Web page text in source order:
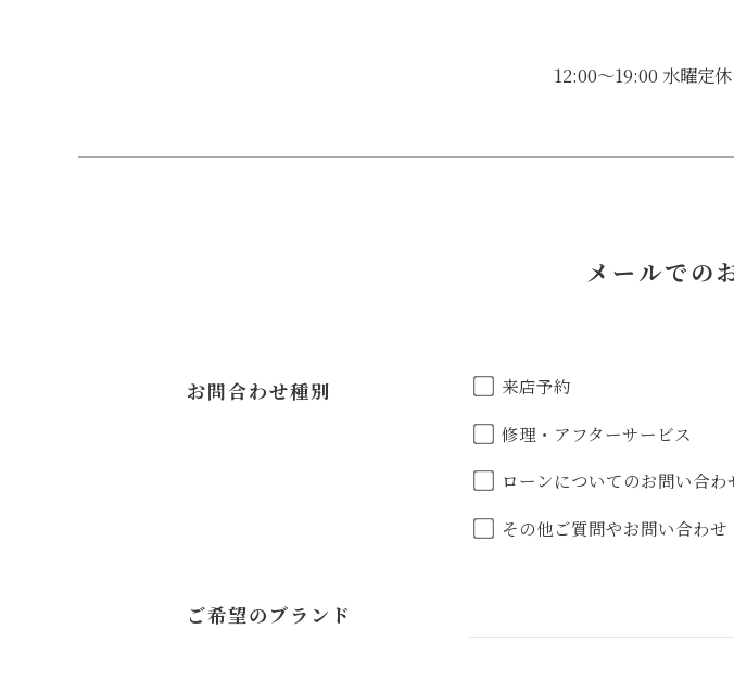
12:00～19:00 水曜定
メールでの
お問合わせ種別 来店予約
修理・アフターサービス
ローンについてのお問い合わ
その他ご質問やお問い合わせ
ご希望のブランド